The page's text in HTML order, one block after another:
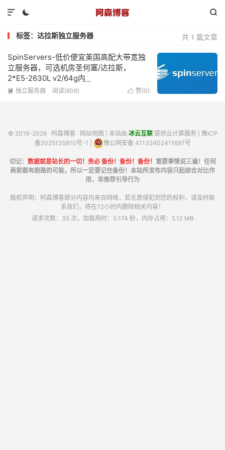
 

共 1 篇文章
标签：达拉斯独立服务器
SpinServers-低价便宜美国高配大带宽独
立服务器，可选机房圣何塞/达拉斯，
2*E5-2630L v2/64g内
存/1.6TSSD/10Gbps超大带宽低至$89/月
 赞(0)
 独立服务器 阅读(606)
© 2019-2026 阿森博客 网站地图 | 本站由 冰云互联提供云计算服务 | 豫ICP
备2025135810号-1
豫公网安备 41132402411697号
切记： 数据就是站长的一切！务必 备份！备份！备份！ 重要事情说三遍！任何
商家都有跑路的可能，所以一定要记住备份！本站所发布内容只起综合对比作
用，非推荐引导行为
版权声明：阿森博客部分内容均来自网络，若无意侵犯到您的权利，请及时联
系我们，将在72小时内删除相关内容！
请求次数：35 次，加载用时：0.174 秒，内存占用：5.12 MB